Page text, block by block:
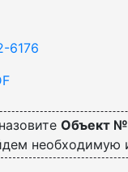
6176
Объект
необходимую